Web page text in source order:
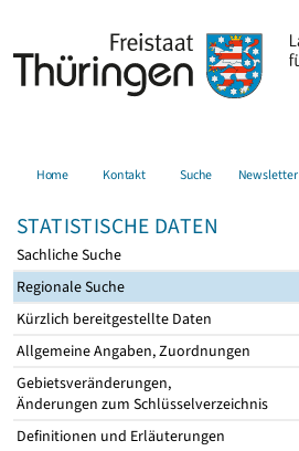
Home Kontakt Suche Newsletter
STATISTISCHE DATEN
Sachliche Suche
Regionale Suche
Kürzlich bereitgestellte Daten
Allgemeine Angaben, Zuordnungen
Gebietsveränderungen,
Änderungen zum Schlüsselverzeichnis
Definitionen und Erläuterungen